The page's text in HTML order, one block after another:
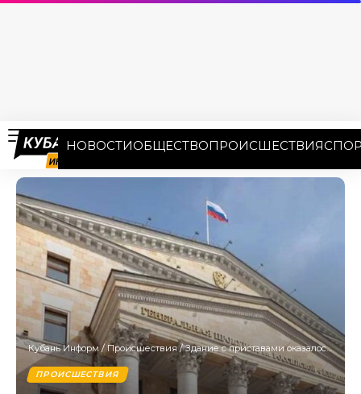
НОВОСТИОБЩЕСТВОПРОИСШЕСТВИЯ
Кубань Информ /Происшествия/Здание с приставами оказалось в числе арестованных объектов замглавы ГУ МЧС Кубани
ПРОИСШЕСТВИЯ